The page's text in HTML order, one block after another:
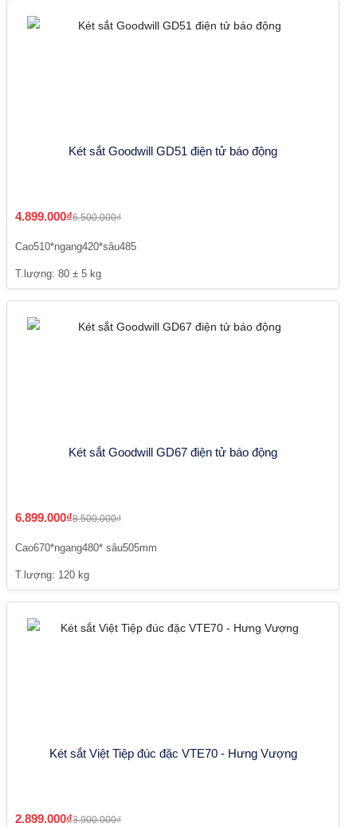
Két sắt Goodwill GD51 điện tử báo động
4.899.000₫6.500.000₫
Cao510*ngang420*sâu485
T.lượng: 80 ± 5 kg
Két sắt Goodwill GD67 điện tử báo động
6.899.000₫8.500.000₫
Cao670*ngang480* sâu505mm
T.lượng: 120 kg
Két sắt Việt Tiệp đúc đặc VTE70 - Hưng Vượng
2.899.000₫3.900.000₫